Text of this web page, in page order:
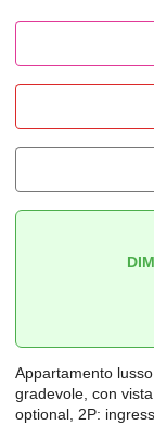
Appartamento
gradevole, con
optional, 2P: